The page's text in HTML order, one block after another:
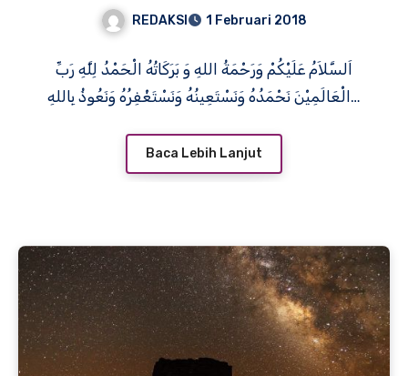
REDAKSI 1 Februari 2018
اَلسَّلاَمُ عَلَيْكُمْ وَرَحْمَةُ اللهِ وَ بَرَكَاتُهُ الْحَمْدُ لِلَّهِ رَبِّ
الْعَالَمِيْنَ نَحْمَدُهُ وَنَسْتَعِينُهُ وَنَسْتَغْفِرُهُ وَنَعُوذُ بِاللهِ…
Baca Lebih Lanjut